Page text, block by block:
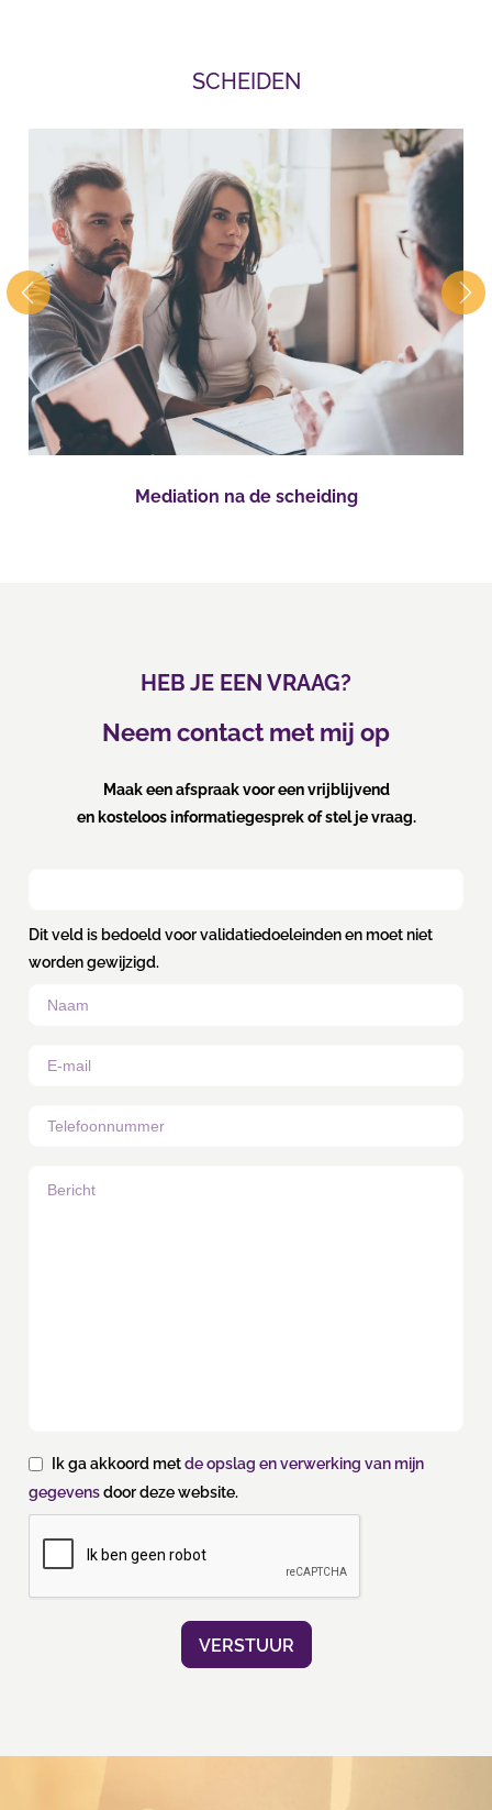
SCHEIDEN
Mediation na de scheiding
HEB JE EEN VRAAG?
Neem contact met mij op
Maak een afspraak voor een vrijblijvend
en kosteloos informatiegesprek of stel je vraag.
Dit veld is bedoeld voor validatiedoeleinden en moet niet
worden gewijzigd.
Ik ga akkoord metde opslag en verwerking van mijn
gegevensdoor deze website.